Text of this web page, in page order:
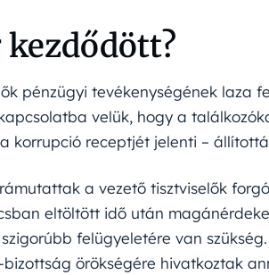
pénzügyi tevékenységének laza
velük, hogy a
korrupció receptjét jelenti –
a vezető tisztviselők
eltöltött idő után
felügyeletére van
örökségére hivatkoztak